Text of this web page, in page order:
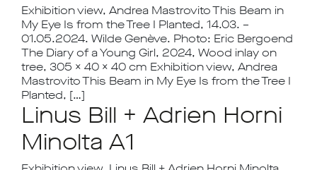
Exhibition view, Andrea Mastrovito This Beam in
My Eye Is from the Tree I Planted, 14.03. –
01.05.2024. Wilde Genève. Photo: Eric Bergoend
The Diary of a Young Girl, 2024, Wood inlay on
tree, 305 x 40 x 40 cm Exhibition view, Andrea
Mastrovito This Beam in My Eye Is from the Tree I
Planted, […]
Linus Bill + Adrien Horni
Minolta A1